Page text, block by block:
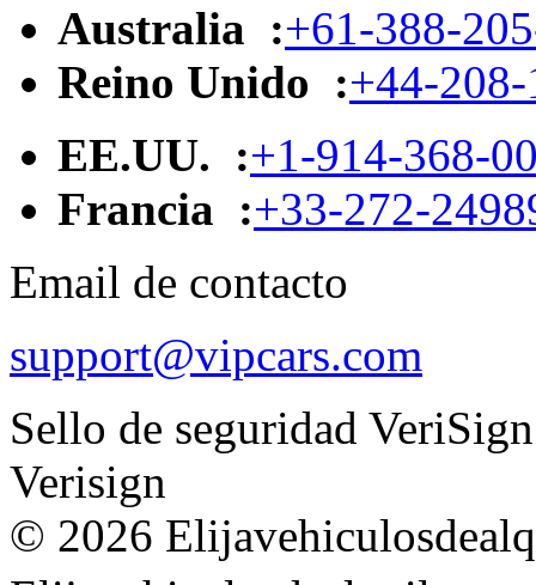
Australia :+61-388-
Reino Unido :+44-
EE.UU. :+1-914-368-
Francia :+33-272-
Email de contacto
support@vipcars.com
Sello de seguridad VeriSign
Verisign
© 2026